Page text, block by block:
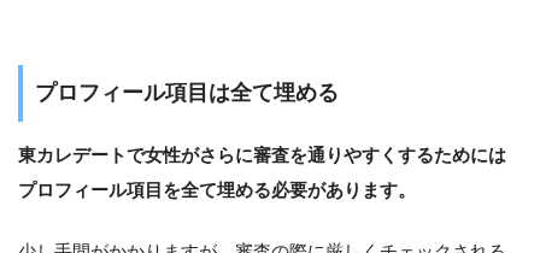
プロフィール項目は全て埋める
東カレデートで女性がさらに審査を通りやすくするためには
プロフィール項目を全て埋める必要があります。